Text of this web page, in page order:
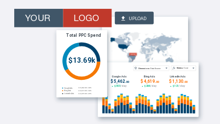
Wettbewerbsüberwachung hinzu.